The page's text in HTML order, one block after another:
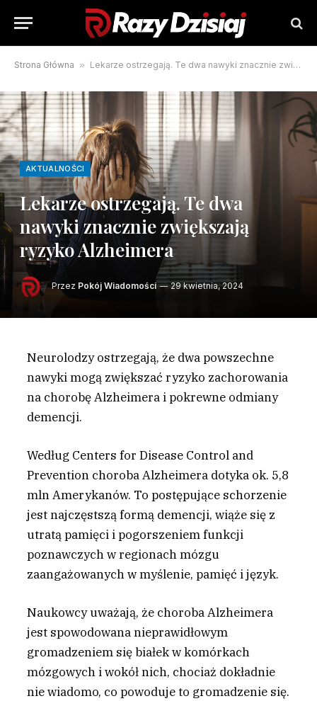
Strona Główna » Lekarze ostrzegają. Te dwa nawyki znacznie zwiększają ryzyko Alzheimera
AKTUALNOŚCI
Lekarze ostrzegają. Te dwa
nawyki znacznie zwiększają
ryzyko Alzheimera
Przez Pokój Wiadomości 29 kwietnia, 2024
Neurolodzy ostrzegają, że dwa powszechne
nawyki mogą zwiększać ryzyko zachorowania
na chorobę Alzheimera i pokrewne odmiany
demencji.
Według Centers for Disease Control and
Prevention choroba Alzheimera dotyka ok. 5,8
mln Amerykanów. To postępujące schorzenie
jest najczęstszą formą demencji, wiąże się z
utratą pamięci i pogorszeniem funkcji
poznawczych w regionach mózgu
zaangażowanych w myślenie, pamięć i język.
Naukowcy uważają, że choroba Alzheimera
jest spowodowana nieprawidłowym
gromadzeniem się białek w komórkach
mózgowych i wokół nich, chociaż dokładnie
nie wiadomo, co powoduje to gromadzenie się.